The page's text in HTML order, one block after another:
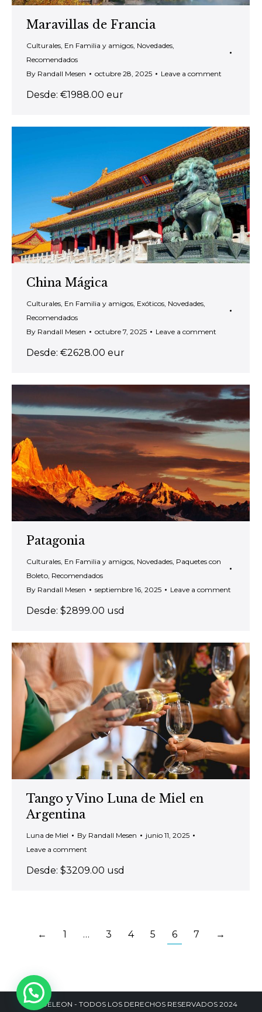
Maravillas de Francia
Culturales En Familia y amigos Novedades
Recomendados
By Randall Mesen octubre 28, 2025 Leave a comment
Desde: €1988.00 eur
China Mágica
Culturales En Familia y amigos Exóticos Novedades
Recomendados
By Randall Mesen octubre 7, 2025 Leave a comment
Desde: €2628.00 eur
Patagonia
Culturales En Familia y amigos Novedades Paquetes con
Boleto Recomendados
By Randall Mesen septiembre 16, 2025 Leave a comment
Desde: $2899.00 usd
Tango y Vino Luna de Miel en
Argentina
Luna de Miel By Randall Mesen
junio 11, 2025
Leave a comment
Desde: $3209.00 usd
← 1 … 3 4 5 6 7 →
DANDELEON - TODOS LOS DERECHOS RESERVADOS 2024